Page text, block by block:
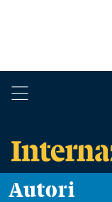
Autori